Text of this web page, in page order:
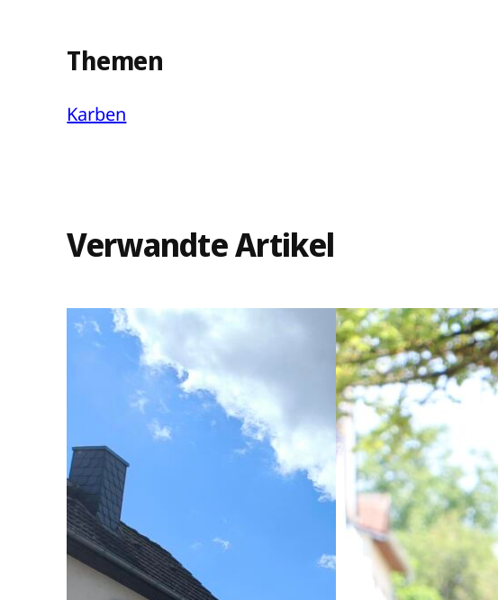
Themen
Karben
Verwandte Artikel